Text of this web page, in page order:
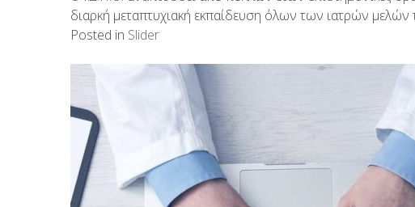
διαρκή μεταπτυχιακή εκπαίδευση όλων των ιατρών
Posted in Slider